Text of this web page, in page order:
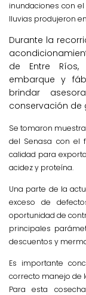
inundaciones con
lluvias produjeron
Durante la
de Entre
embarque y
brindar
conservación de
Se tomaron
del Senasa con el
calidad para
acidez y proteína.
Una parte de la
exceso de
oportunidad de
principales
descuentos y
Es importante
correcto manejo de
Para esta